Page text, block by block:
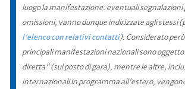
luogo la manifestazione: eventuali segnalazioni
omissioni, vanno dunque indirizzate agli stessi
l'elenco con relativi contatti). Considerato però
principali manifestazioni nazionali sono
diretta" (sul posto di gara), mentre le altre,
internazionali in programma all'estero,